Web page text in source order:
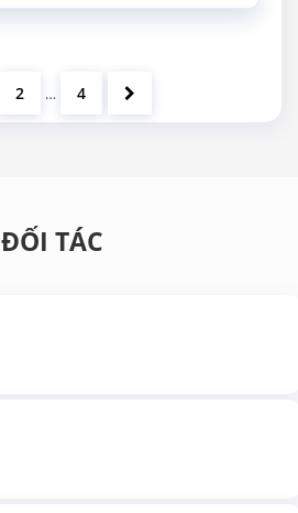
2 … 4
ĐỐI TÁC